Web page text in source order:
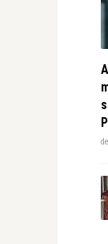
de